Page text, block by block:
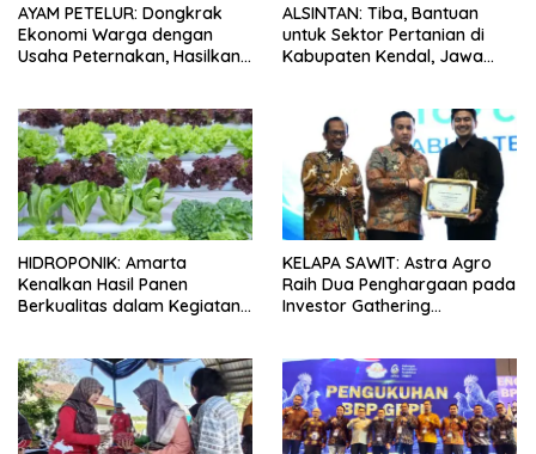
AYAM PETELUR: Dongkrak
Ekonomi Warga dengan
Usaha Peternakan, Hasilkan
ALSINTAN: Tiba, Bantuan
untuk Sektor Pertanian di
Kabupaten Kendal, Jawa
HIDROPONIK: Amarta
Kenalkan Hasil Panen
Berkualitas dalam Kegiatan
KELAPA SAWIT: Astra Agro
Raih Dua Penghargaan pada
Investor Gathering